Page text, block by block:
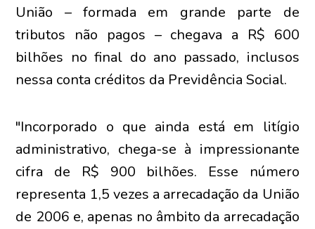
União – formada em grande parte de
tributos não pagos – chegava a R$ 600
bilhões no final do ano passado, inclusos
nessa conta créditos da Previdência Social.
"Incorporado o que ainda está em litígio
administrativo, chega-se à impressionante
cifra de R$ 900 bilhões. Esse número
representa 1,5 vezes a arrecadação da União
de 2006 e, apenas no âmbito da arrecadação